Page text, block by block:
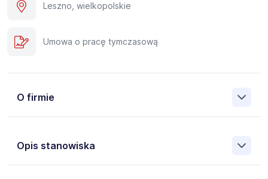
Leszno, wielkopolskie
Umowa o pracę tymczasową
O firmie
Opis stanowiska